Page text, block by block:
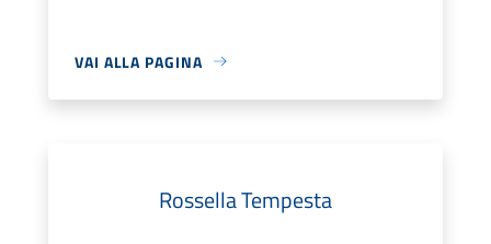
VAI ALLA PAGINA
Rossella Tempesta